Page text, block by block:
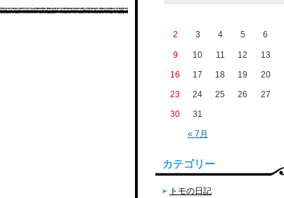
« 7月
2 3 4 5 6
9 10 11 12 13
16
17 18 19 20
23
24 25 26 27
30
31
カテゴリー
トモの日記